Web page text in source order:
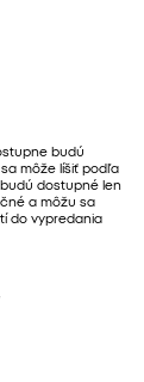
budú
môže líšiť podľa
dostupné len
a môžu sa
do vypredania